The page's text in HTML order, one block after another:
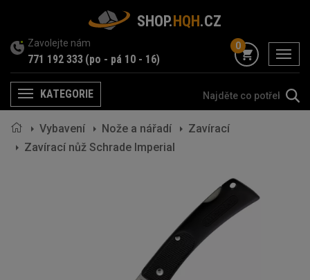
SHOP.HQH.CZ
Zavolejte nám
771 192 333 (po - pá 10 - 16) menu
0
MenuKATEGORIE
Vybavení Nože a nářadí
Zavírací
Zavírací nůž Schrade Imperial